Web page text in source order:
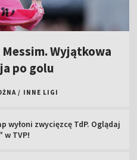
Messim. Wyjątkowa
po golu
/ INNE LIGI
wyłoni zwycięzcę TdP. Oglądaj
w TVP!